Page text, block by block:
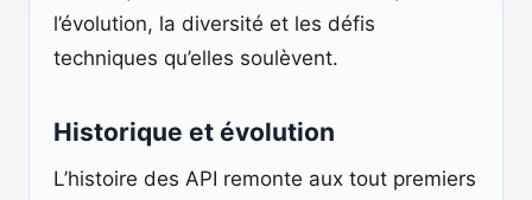
l’évolution, la diversité et les défis
techniques qu’elles soulèvent.
Historique et évolution
L’histoire des API remonte aux tout premiers